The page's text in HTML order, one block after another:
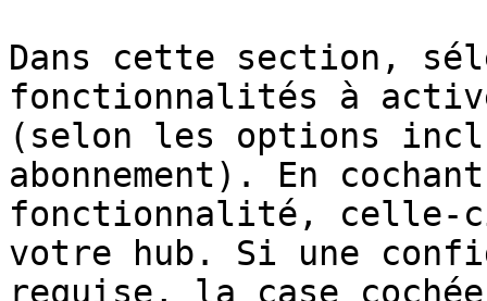
Dans cette section,
fonctionnalités à
(selon les options
abonnement). En
fonctionnalité, celle-
votre hub. Si une
requise, la case